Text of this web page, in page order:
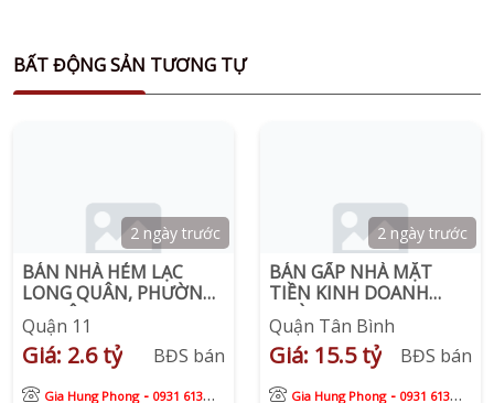
BẤT ĐỘNG SẢN TƯƠNG TỰ
2 ngày trước
BÁN NHÀ HẺM LẠC
LONG QUÂN, PHƯỜNG
5, QUẬN 11
Quận 11
Giá: 2.6 tỷ BĐS bán
Gia Hung Phong- 0931 613
2 ngày trước
BÁN GẤP NHÀ MẶT
TIỀN KINH DOANH
ĐƯỜNG BA GIA , NGAY
CHỢ VẢI TÂN BÌNH
Quận Tân Bình
Giá: 15.5 tỷ BĐS bán
Gia Hung Phong- 0931 613